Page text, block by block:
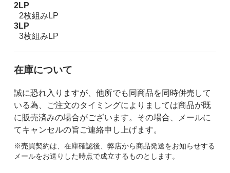
2LP
2枚組みLP
3LP
3枚組みLP
在庫について
誠に恐れ入りますが、他所でも同商品を同時併売して
いる為、ご注文のタイミングによりましては商品が既
に販売済みの場合がございます。その場合、メールに
てキャンセルの旨ご連絡申し上げます。
※売買契約は、在庫確認後、弊店から商品発送をお知らせする
メールをお送りした時点で成立するものとします。